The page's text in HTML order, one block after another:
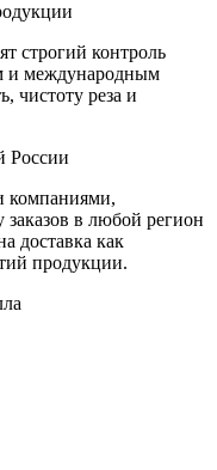
строгий контроль
и международным
чистоту реза и
России
компаниями,
заказов в любой регион
доставка как
продукции.